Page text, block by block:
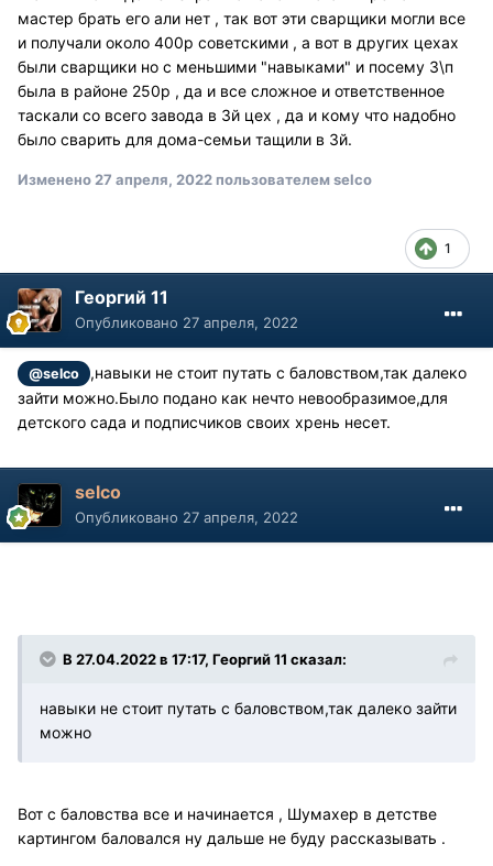
мастер брать его али нет , так вот эти сварщики могли все
и получали около 400р советскими , а вот в других цехах
были сварщики но с меньшими "навыками" и посему 3\п
была в районе 250р , да и все сложное и ответственное
таскали со всего завода в 3й цех , да и кому что надобно
было сварить для дома-семьи тащили в 3й.
Изменено 27 апреля, 2022пользователем selco
1
Георгий 11
Опубликовано 27 апреля, 2022
@selco
,навыки не стоит путать с баловством,так далеко
зайти можно.Было подано как нечто невообразимое,для
детского сада и подписчиков своих хрень несет.
selco
Опубликовано 27 апреля, 2022
В 27.04.2022 в 17:17, Георгий 11 сказал:
навыки не стоит путать с баловством,так далеко зайти
можно
Вот с баловства все и начинается , Шумахер в детстве
картингом баловался ну дальше не буду рассказывать .